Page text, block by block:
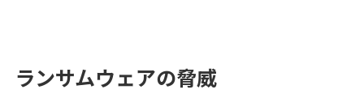
ランサムウェアの脅威